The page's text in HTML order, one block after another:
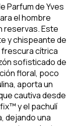
Parfum de Yves
el hombre
reservas. Este
y chispeante de
frescura cítrica
sofisticado de
floral, poco
aporta un
cautiva desde
y el pachulí
dejando una